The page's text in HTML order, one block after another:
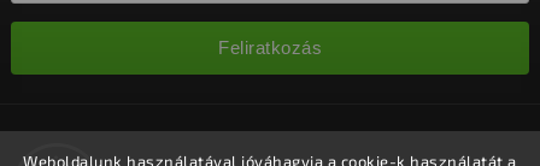
Weboldalunk használatával jóváhagyja a cookie-k használatát a
Feliratkozás